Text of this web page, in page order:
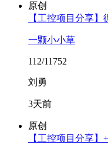
原创
【工控项目分享
一颗小小草
112/11752
刘勇
3天前
原创
【工控项目分享